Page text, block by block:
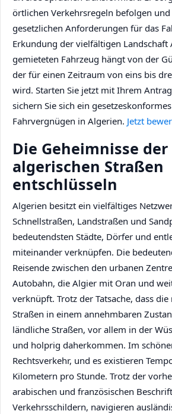
örtlichen Verkehrsregeln befolgen und
gesetzlichen Anforderungen für das
Erkundung der vielfältigen Landschaft
gemieteten Fahrzeug hängt von der
der für einen Zeitraum von eins bis
wird. Starten Sie jetzt mit Ihrem
sichern Sie sich ein
Fahrvergnügen in Algerien. Jetzt
Die Geheimnisse der
algerischen Straßen
entschlüsseln
Algerien besitzt ein vielfältiges
Schnellstraßen, Landstraßen und
bedeutendsten Städte, Dörfer und
miteinander verknüpfen. Die
Reisende zwischen den urbanen
Autobahn, die Algier mit Oran und
verknüpft. Trotz der Tatsache, dass
Straßen in einem annehmbaren
ländliche Straßen, vor allem in der
und holprig daherkommen. Im
Rechtsverkehr, und es existieren
Kilometern pro Stunde. Trotz der
arabischen und französischen
Verkehrsschildern, navigieren